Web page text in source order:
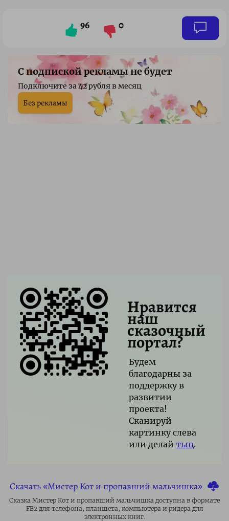
96 0
С подпиской рекламы не будет
Подключите за 42 рубля в месяц
Без рекламы
Нравится
наш
сказочный
портал?
Будем
благодарны за
поддержку в
развитии
проекта!
Сканируй
картинку слева
или делай тыц.
Скачать «Мистер Кот и пропавший мальчишка»
Сказка Мистер Кот и пропавший мальчишка доступна в формате
FB2 для телефона, планшета, компьютера и ридера для
электронных книг.